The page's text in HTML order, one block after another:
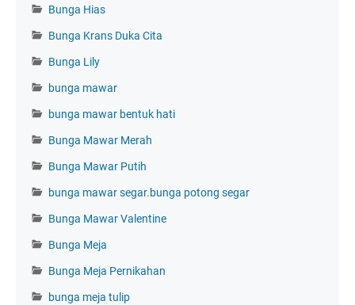
Bunga Hias
Bunga Krans Duka Cita
Bunga Lily
bunga mawar
bunga mawar bentuk hati
Bunga Mawar Merah
Bunga Mawar Putih
bunga mawar segar.bunga potong segar
Bunga Mawar Valentine
Bunga Meja
Bunga Meja Pernikahan
bunga meja tulip